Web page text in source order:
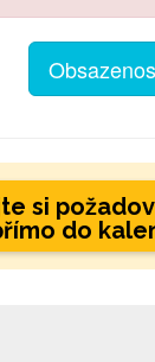
si
do